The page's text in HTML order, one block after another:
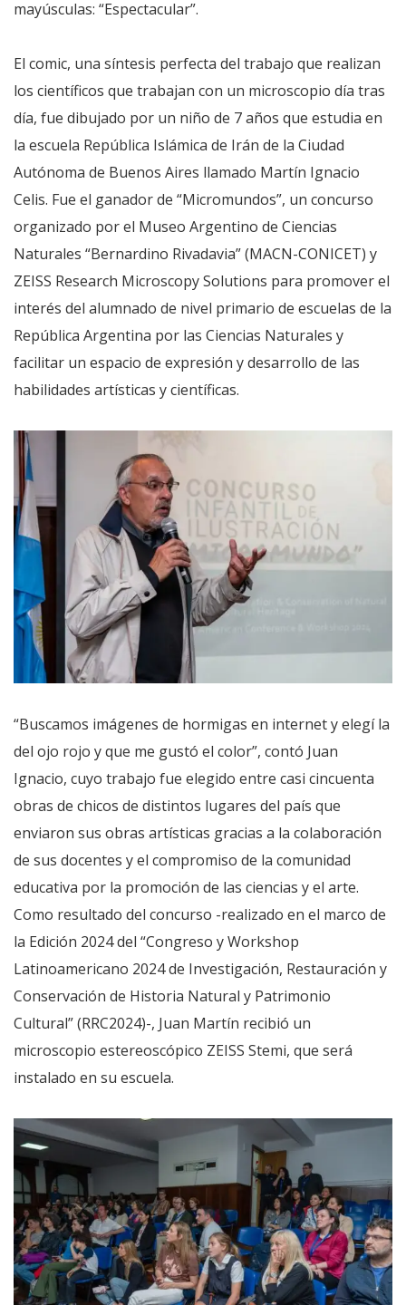
mayúsculas: “Espectacular”.
El comic, una síntesis perfecta del trabajo que realizan
los científicos que trabajan con un microscopio día tras
día, fue dibujado por un niño de 7 años que estudia en
la escuela República Islámica de Irán de la Ciudad
Autónoma de Buenos Aires llamado Martín Ignacio
Celis. Fue el ganador de “Micromundos”, un concurso
organizado por el Museo Argentino de Ciencias
Naturales “Bernardino Rivadavia” (MACN-CONICET) y
ZEISS Research Microscopy Solutions para promover el
interés del alumnado de nivel primario de escuelas de la
República Argentina por las Ciencias Naturales y
facilitar un espacio de expresión y desarrollo de las
habilidades artísticas y científicas.
“Buscamos imágenes de hormigas en internet y elegí la
del ojo rojo y que me gustó el color”, contó Juan
Ignacio, cuyo trabajo fue elegido entre casi cincuenta
obras de chicos de distintos lugares del país que
enviaron sus obras artísticas gracias a la colaboración
de sus docentes y el compromiso de la comunidad
educativa por la promoción de las ciencias y el arte.
Como resultado del concurso -realizado en el marco de
la Edición 2024 del “Congreso y Workshop
Latinoamericano 2024 de Investigación, Restauración y
Conservación de Historia Natural y Patrimonio
Cultural” (RRC2024)-, Juan Martín recibió un
microscopio estereoscópico ZEISS Stemi, que será
instalado en su escuela.